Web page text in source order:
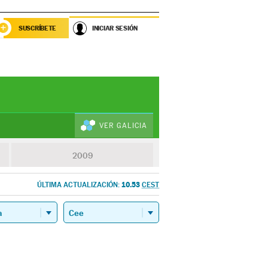
SUSCRÍBETE INICIAR SESIÓN
VER GALICIA
2009
ÚLTIMA ACTUALIZACIÓN: 10.53 CEST